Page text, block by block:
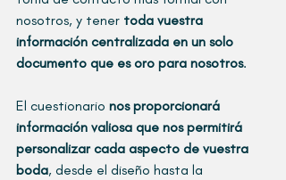
nosotros, y tener toda vuestra
información centralizada en un solo
documento que es oro para nosotros.
El cuestionario nos proporcionará
información valiosa que nos permitirá
personalizar cada aspecto de vuestra
boda, desde el diseño hasta la